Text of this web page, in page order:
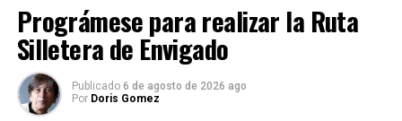
Prográmese para realizar la Ruta
Silletera de Envigado
Publicado 6 de agosto de 2026 ago
Por Doris Gomez